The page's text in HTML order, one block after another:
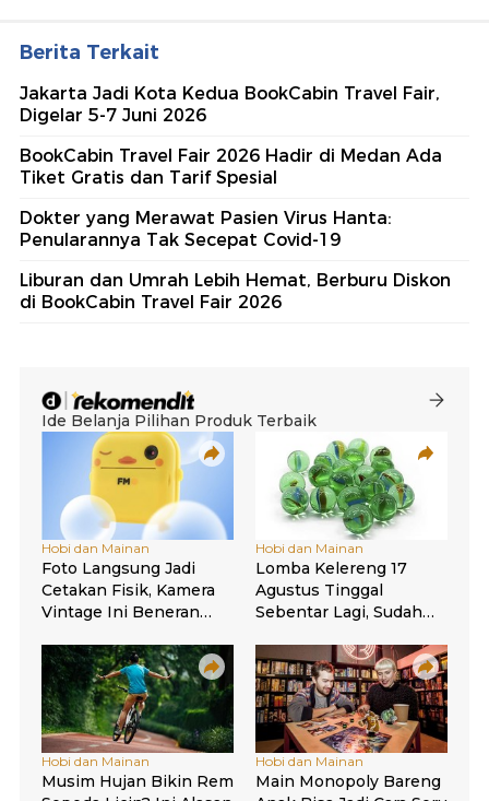
Berita Terkait
Jakarta Jadi Kota Kedua BookCabin Travel Fair,
Digelar 5-7 Juni 2026
BookCabin Travel Fair 2026 Hadir di Medan Ada
Tiket Gratis dan Tarif Spesial
Dokter yang Merawat Pasien Virus Hanta:
Penularannya Tak Secepat Covid-19
Liburan dan Umrah Lebih Hemat, Berburu Diskon
di BookCabin Travel Fair 2026